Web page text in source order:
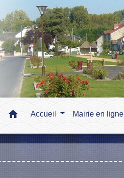
home Accueil Mairie en ligne